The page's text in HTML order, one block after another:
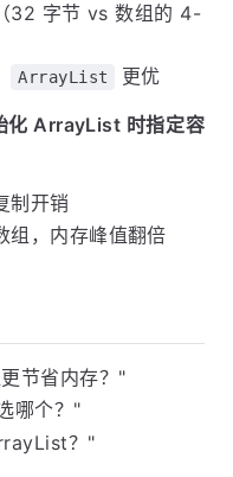
32 字节 vs 数组的 4-
ArrayList 更优
化 ArrayList 时指定容
制开销
组，内存峰值翻倍
节省内存？"
哪个？"
？"